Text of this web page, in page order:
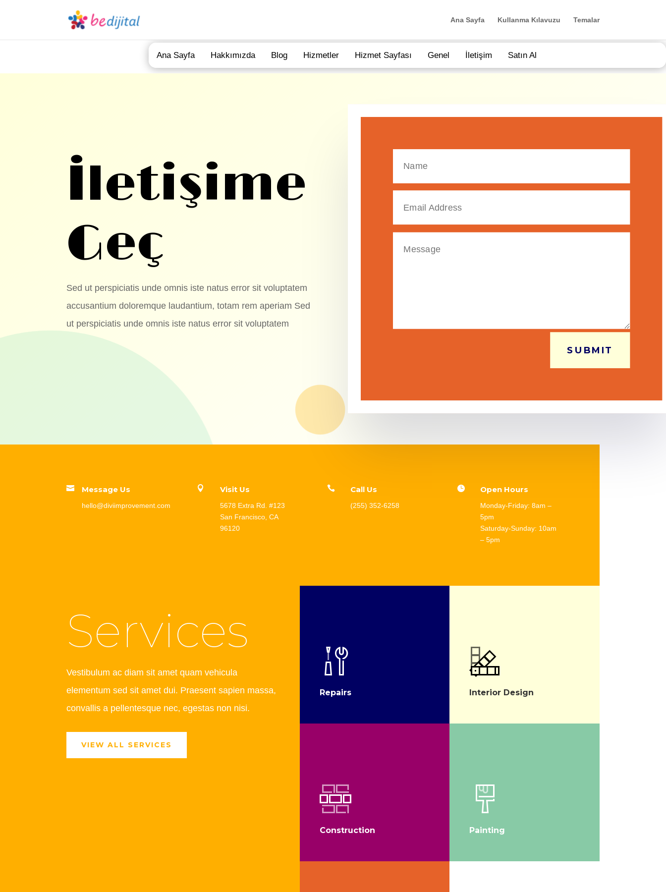
Ana Sayfa Kullanma Kılavuzu Temalar
Ana Sayfa Hakkımızda Blog Hizmetler Hizmet Sayfası Genel İletişim Satın Al
İletişime
Geç
Sed ut perspiciatis unde omnis iste natus error sit voluptatem
accusantium doloremque laudantium, totam rem aperiam Sed
ut perspiciatis unde omnis iste natus error sit voluptatem
SUBMIT
 Message Us
hello@diviimprovement.com
 Visit Us
5678 Extra Rd. #123
San Francisco, CA
96120
 Call Us
(255) 352-6258
 Open Hours
Monday-Friday: 8am –
5pm
Saturday-Sunday: 10am
– 5pm
Services
Vestibulum ac diam sit amet quam vehicula
elementum sed sit amet dui. Praesent sapien massa,
convallis a pellentesque nec, egestas non nisi.
VIEW ALL SERVICES
Repairs Interior Design
Construction Painting